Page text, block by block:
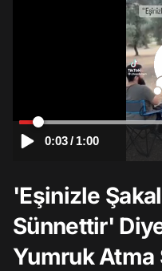
0:03/ 1:00
'Eşinizle
Sünnettir'
Yumruk Atma